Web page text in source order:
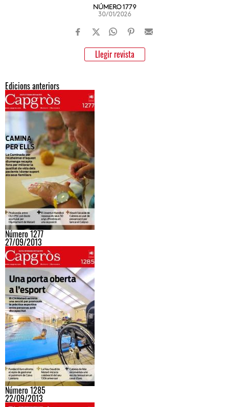
NÚMERO 1779
30/01/2026
Llegir revista
Edicions anteriors
Número 1277
27/09/2013
Número 1285
22/09/2013